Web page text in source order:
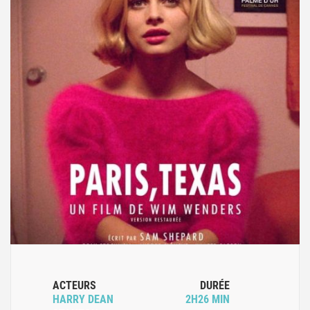
ACTEURS
HARRY DEAN
DURÉE
2H26 MIN